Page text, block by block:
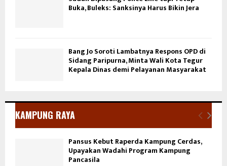
Buka, Buleks: Sanksinya Harus Bikin Jera
Bang Jo Soroti Lambatnya Respons OPD di
Sidang Paripurna, Minta Wali Kota Tegur
Kepala Dinas demi Pelayanan Masyarakat
KAMPUNG RAYA
Pansus Kebut Raperda Kampung Cerdas,
Upayakan Wadahi Program Kampung
Pancasila